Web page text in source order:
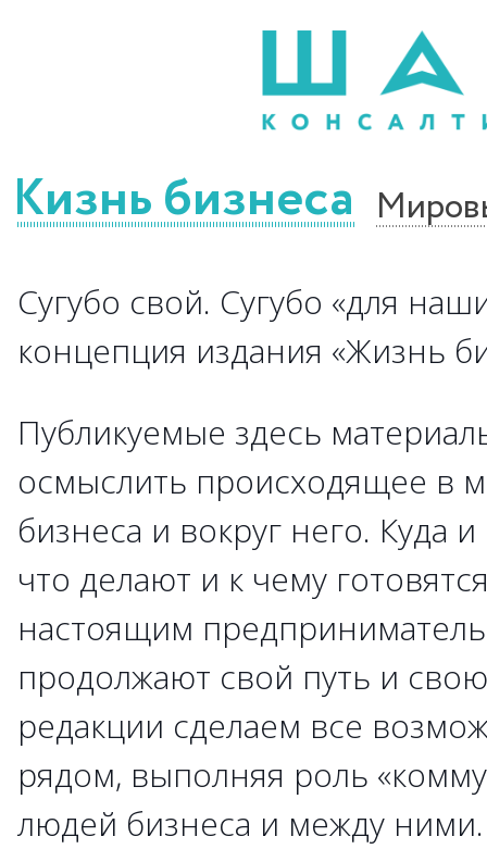
бизнеса
Сугубо свой. Сугубо «для
концепция издания «Жизнь
Публикуемые здесь
осмыслить происходящее в
бизнеса и вокруг него. Куда
что делают и к чему
настоящим
продолжают свой путь и
редакции сделаем все
рядом, выполняя роль
людей бизнеса и между